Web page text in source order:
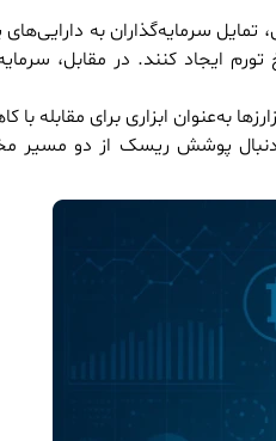
تمایل سرمایه‌گذاران به
ایجاد کنند. در مقابل،
به‌عنوان ابزاری برای مقابله
به دنبال پوشش ریسک از دو